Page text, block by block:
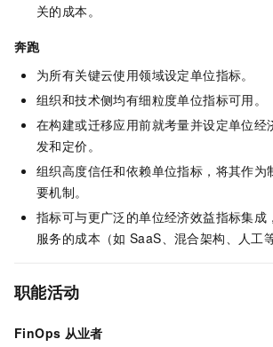
关的成本。
奔跑
为所有关键云使用领域设定单位指标。
组织和技术侧均有细粒度单位指标可用。
在构建或迁移应用前就考量并设定单位经
发和定价。
组织高度信任和依赖单位指标，将其作为
要机制。
指标可与更广泛的单位经济效益指标集成
服务的成本（如 SaaS、混合架构、人工
职能活动
FinOps 从业者